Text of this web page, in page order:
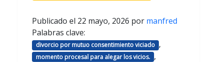
Publicado el 22 mayo, 2026 por manfred
Palabras clave:
divorcio por mutuo consentimiento viciado ,
momento procesal para alegar los vicios. ,